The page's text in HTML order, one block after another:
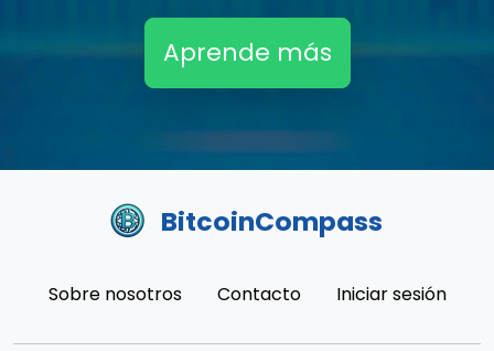
Aprende más
BitcoinCompass
Sobre nosotros Contacto Iniciar sesión